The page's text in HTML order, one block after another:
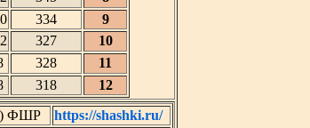
334
9
327
10
328
11
318
12
ФШР
https://shashki.ru/